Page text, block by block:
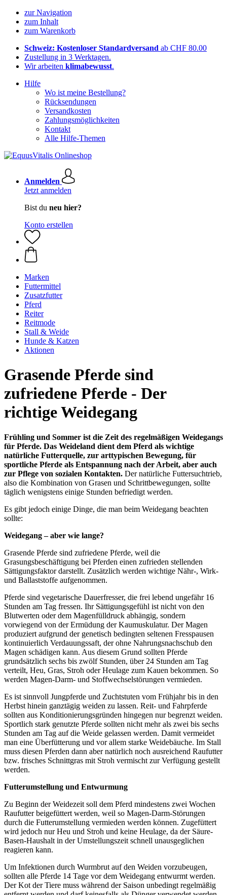
zur Navigation
zum Inhalt
zum Warenkorb
Schweiz: Kostenloser Standardversand ab CHF 80.00
Zustellung in 3 Werktagen.
Wir arbeiten klimabewusst.
Hilfe
Wo ist meine Bestellung?
Rücksendungen
Versandkosten
Zahlungsmöglichkeiten
Kontakt
Alle Hilfe-Themen
Anmelden
Jetzt anmelden
Bist du neu hier?
Konto erstellen
Marken
Futtermittel
Zusatzfutter
Pferd
Reiter
Reitmode
Stall & Weide
Hunde & Katzen
Aktionen
Grasende Pferde sind
zufriedene Pferde - Der
richtige Weidegang
Frühling und Sommer ist die Zeit des regelmäßigen Weidegangs
für Pferde. Das Weideland dient dem Pferd als wichtige
natürliche Futterquelle, zur arttypischen Bewegung, für
sportliche Pferde als Entspannung nach der Arbeit, aber auch
zur Pflege von sozialen Kontakten. Der natürliche Futtersuchtrieb,
also die Kombination von Grasen und Schrittbewegungen, sollte
täglich wenigstens einige Stunden befriedigt werden.
Es gibt jedoch einige Dinge, die man beim Weidegang beachten
sollte:
Weidegang – aber wie lange?
Grasende Pferde sind zufriedene Pferde, weil die
Grasungsbeschäftigung bei Pferden einen zufrieden stellenden
Sättigungsfaktor darstellt. Zusätzlich werden wichtige Nähr-, Wirk-
und Ballaststoffe aufgenommen.
Pferde sind vegetarische Dauerfresser, die frei lebend ungefähr 16
Stunden am Tag fressen. Ihr Sättigungsgefühl ist nicht von den
Blutwerten oder dem Magenfülldruck abhängig, sondern
vorwiegend von der Ermüdung der Kaumuskulatur. Der Magen
produziert aufgrund der genetisch bedingten seltenen Fresspausen
kontinuierlich Verdauungssaft, der ohne Nahrungsnachschub den
Magen schädigen kann. Aus diesem Grund sollten Pferde
grundsätzlich sechs bis zwölf Stunden, über 24 Stunden am Tag
verteilt, Heu, Gras, Stroh oder Heulage zum Kauen bekommen. So
werden Magen-Darm- und Stoffwechselstörungen vermieden.
Es ist sinnvoll Jungpferde und Zuchtstuten vom Frühjahr bis in den
Herbst hinein ganztägig weiden zu lassen. Reit- und Fahrpferde
sollten aus Konditionierungsgründen hingegen nur begrenzt weiden.
Sportlich stark genutzte Pferde sollten nicht mehr als zwei bis sechs
Stunden am Tag auf die Weide gelassen werden. Damit vermeidet
man eine Überfütterung und vor allem starke Weidebäuche. Im Stall
muss diesen Pferden dann aber natürlich noch ausreichend Raufutter
bzw. frisches Schnittgras mit Stroh vermischt zur Verfügung gestellt
werden.
Futterumstellung und Entwurmung
Zu Beginn der Weidezeit soll dem Pferd mindestens zwei Wochen
Raufutter beigefüttert werden, weil so Magen-Darm-Störungen
durch die Futterumstellung vermieden werden können. Zugefüttert
wird jedoch nur Heu und Stroh und keine Heulage, da der Säure-
Basen-Haushalt in der Umstellungszeit schnell unausgeglichen
reagieren kann.
Um Infektionen durch Wurmbrut auf den Weiden vorzubeugen,
sollten alle Pferde 14 Tage vor dem Weidegang entwurmt werden.
Der Kot der Tiere muss während der Saison unbedingt regelmäßig